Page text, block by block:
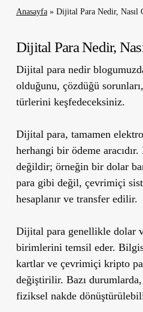
Anasayfa» Dijital Para Nedir, Nasıl
Dijital Para Nedir,
Dijital para nedir
olduğunu, çözdüğü sorunları,
türlerini keşfedeceksiniz.
Dijital para, tamamen
herhangi bir ödeme
değildir; örneğin bir dolar
para gibi değil, çevrimiçi
hesaplanır ve transfer edilir.
Dijital para genellikle dolar
birimlerini temsil eder.
kartlar ve çevrimiçi kripto
değiştirilir. Bazı
fiziksel nakde